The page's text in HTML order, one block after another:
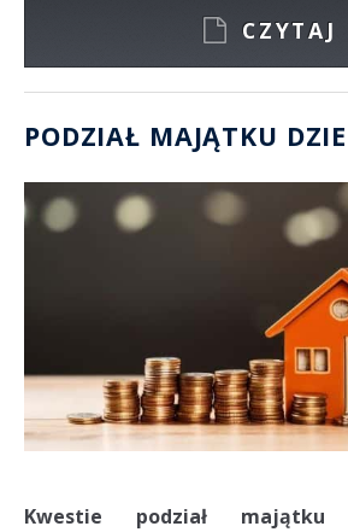
CZYTAJ
PODZIAŁ MAJĄTKU
Kwestie podział